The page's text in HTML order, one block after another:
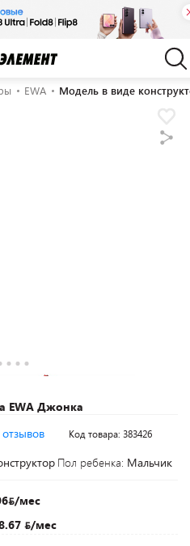
EWA Модель в виде
EWA Джонка
Код товара: 383426
Пол ребенка: Мальчик
/мес
/мес